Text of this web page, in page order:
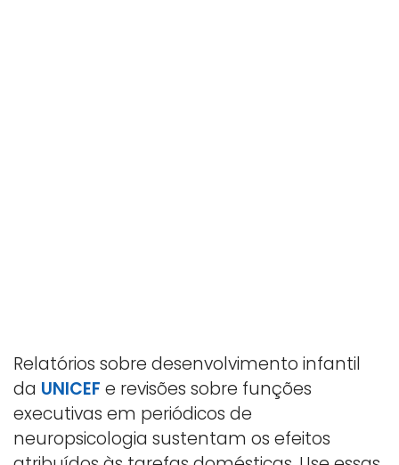
Relatórios sobre desenvolvimento infantil
da UNICEF e revisões sobre funções
executivas em periódicos de
neuropsicologia sustentam os efeitos